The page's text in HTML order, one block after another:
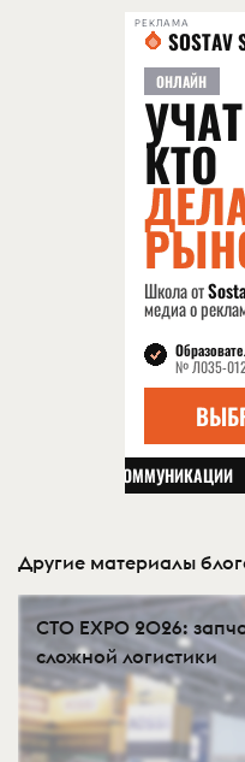
РЕКЛАМА
Другие материалы
СTO EXPO 2026:
сложной логистики